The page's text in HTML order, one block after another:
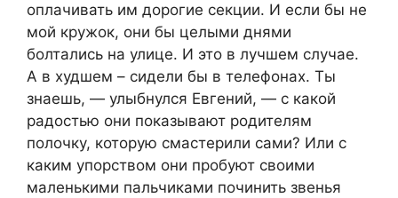
оплачивать им дорогие секции. И если бы не
мой кружок, они бы целыми днями
болтались на улице. И это в лучшем случае.
А в худшем – сидели бы в телефонах. Ты
знаешь, — улыбнулся Евгений, — с какой
радостью они показывают родителям
полочку, которую смастерили сами? Или с
каким упорством они пробуют своими
маленькими пальчиками починить звенья